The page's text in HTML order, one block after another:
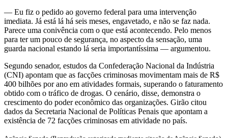
— Eu fiz o pedido ao governo federal para uma intervenção
imediata. Já está lá há seis meses, engavetado, e não se faz nada.
Parece uma conivência com o que está acontecendo. Pelo menos
para ter um pouco de segurança, no aspecto da sensação, uma
guarda nacional estando lá seria importantíssima — argumentou.
Segundo senador, estudos da Confederação Nacional da Indústria
(CNI) apontam que as facções criminosas movimentam mais de R$
400 bilhões por ano em atividades formais, superando o faturamento
obtido com o tráfico de drogas. O cenário, disse, demonstra o
crescimento do poder econômico das organizações. Girão citou
dados da Secretaria Nacional de Políticas Penais que apontam a
existência de 72 facções criminosas em atividade no país.